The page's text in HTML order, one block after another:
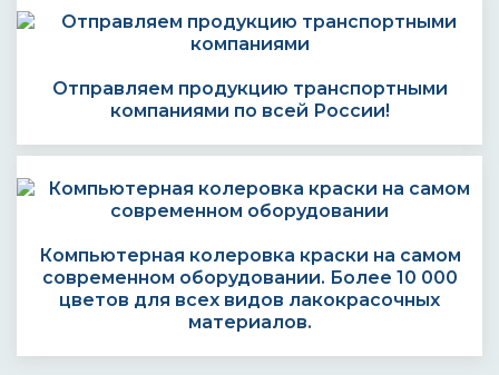
Отправляем продукцию транспортными
компаниями по всей России!
Компьютерная колеровка краски на самом
современном оборудовании. Более 10 000
цветов для всех видов лакокрасочных
материалов.